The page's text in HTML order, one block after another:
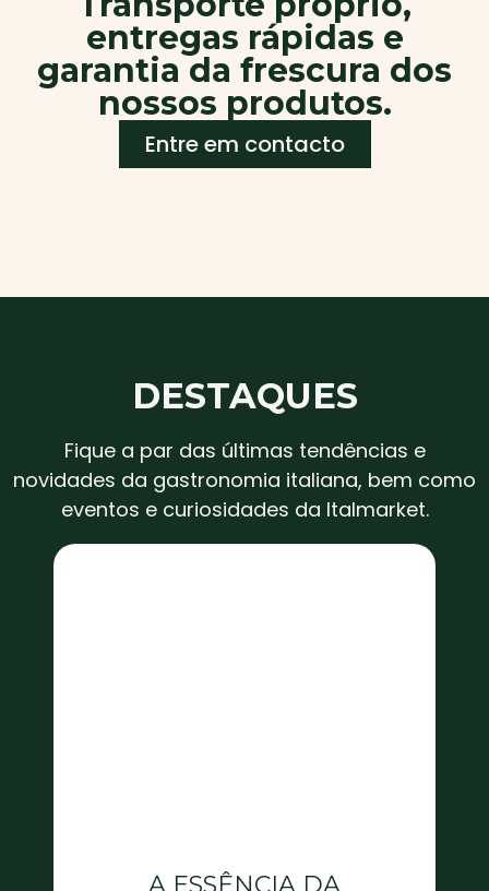
entregas rápidas e
garantia da frescura dos
nossos produtos.
Entre em contacto
DESTAQUES
Fique a par das últimas tendências e
novidades da gastronomia italiana, bem como
eventos e curiosidades da Italmarket.
A ESSÊNCIA DA